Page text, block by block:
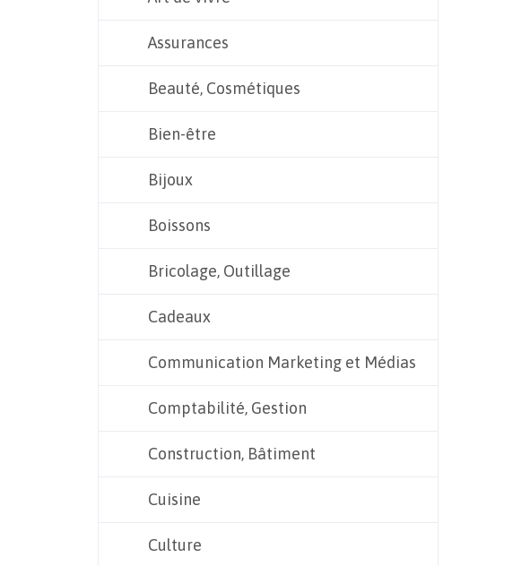
Assurances
Beauté, Cosmétiques
Bien-être
Bijoux
Boissons
Bricolage, Outillage
Cadeaux
Communication Marketing et Médias
Comptabilité, Gestion
Construction, Bâtiment
Cuisine
Culture